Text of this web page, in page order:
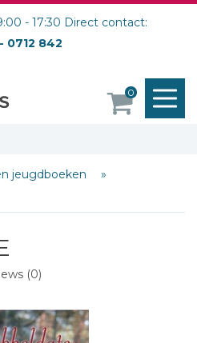
- 17:30 Direct contact:
0712 842
0
jeugdboeken
(0)